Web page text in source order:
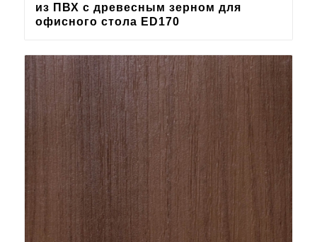
из ПВХ с древесным зерном для
офисного стола ED170